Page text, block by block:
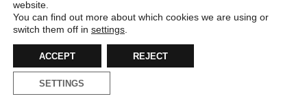
website.
You can find out more about which cookies we are using or
switch them off in settings
ACCEPT REJECT
SETTINGS